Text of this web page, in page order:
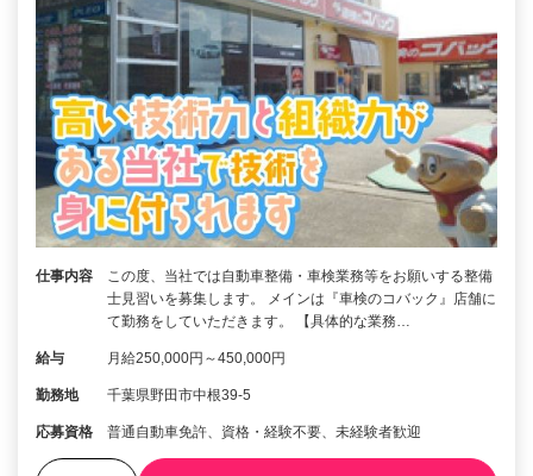
仕事内容
この度、当社では自動車整備・車検業務等をお願いする整備
士見習いを募集します。 メインは『車検のコバック』店舗に
て勤務をしていただきます。 【具体的な業務…
給与 月給250,000円～450,000円
勤務地 千葉県野田市中根39-5
応募資格 普通自動車免許、資格・経験不要、未経験者歓迎